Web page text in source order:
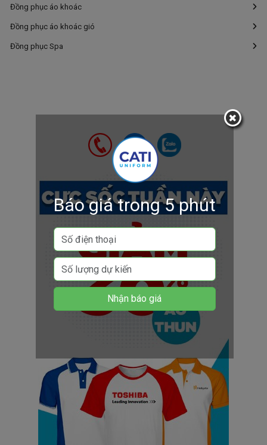
Đồng phục áo khoác
Đồng phục áo khoác gió
Đồng phục Spa
Báo giá trong 5 phút